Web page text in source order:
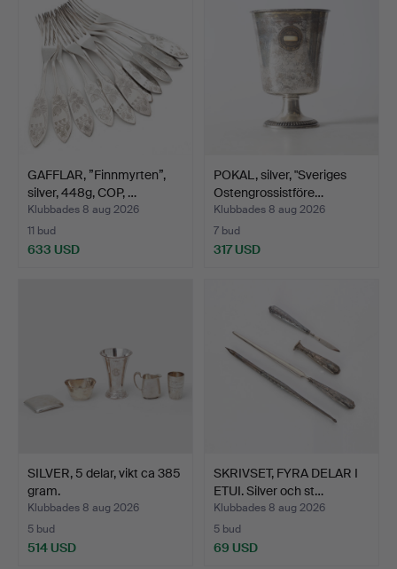
GAFFLAR, ”Finnmyrten”,
silver, 448g, COP, …
Klubbades 8 aug 2026
11 bud
633 USD
POKAL, silver, "Sveriges
Ostengrossistföre…
Klubbades 8 aug 2026
7 bud
317 USD
SILVER, 5 delar, vikt ca 385
gram.
Klubbades 8 aug 2026
5 bud
514 USD
SKRIVSET, FYRA DELAR I
ETUI. Silver och st…
Klubbades 8 aug 2026
5 bud
69 USD